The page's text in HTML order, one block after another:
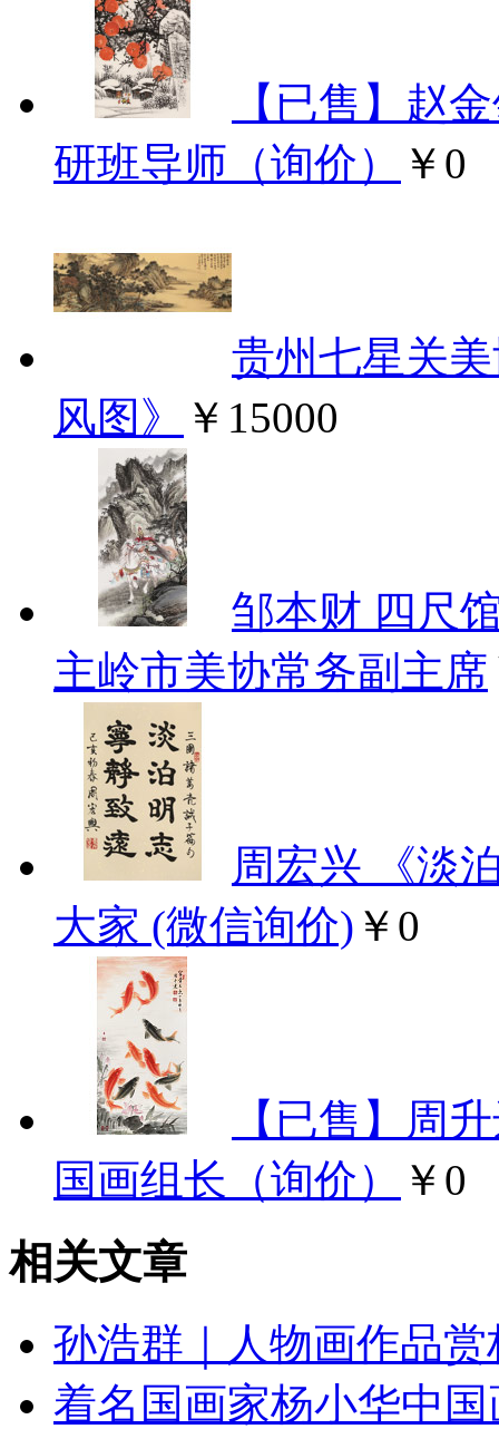
【已售】赵
研班导师（询价）
￥0
贵州七星关
风图》
￥15000
邹本财 四尺
主岭市美协常务副主席
周宏兴 《淡
大家 (微信询价) ￥0
【已售】周
国画组长（询价）
￥0
相关文章
孙浩群｜人物画作品赏
着名国画家杨小华中